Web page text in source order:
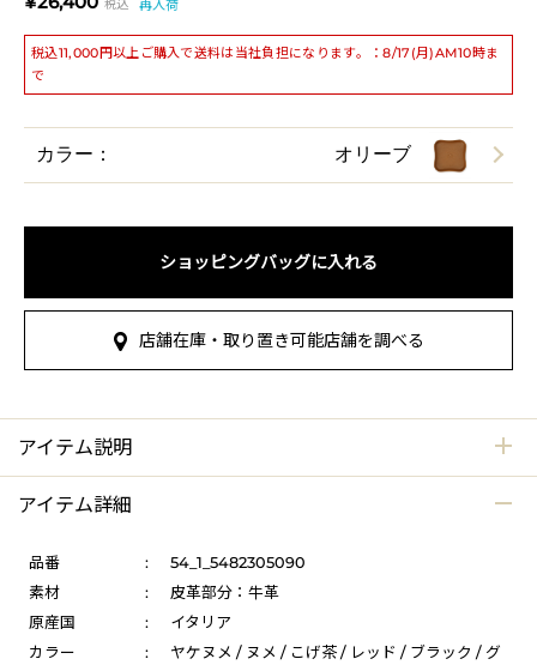
再入荷
税込11,000円以上ご購入で送料は当社負担になります。：8/17(月)AM10時ま
で
カラー： オリーブ
ショッピングバッグに入れる
店舗在庫・取り置き可能店舗を調べる
アイテム説明
アイテム詳細
品番 :
54_1_5482305090
素材
:
皮革部分：牛革
原産国
:
イタリア
カラー
:
ヤケヌメ / ヌメ / こげ茶 / レッド / ブラック / グ